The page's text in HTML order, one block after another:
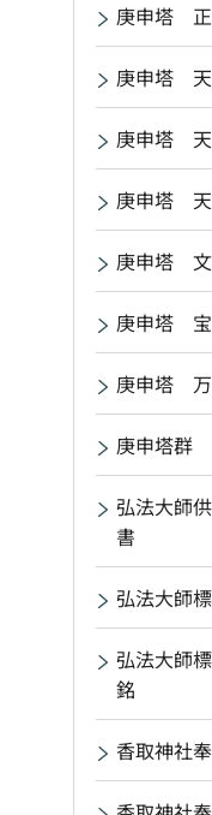
庚申塔 正
庚申塔 天
庚申塔 天
庚申塔 天
庚申塔 文
庚申塔 宝
庚申塔 万
庚申塔群
弘法大師
書
弘法大師
弘法大師
銘
香取神社